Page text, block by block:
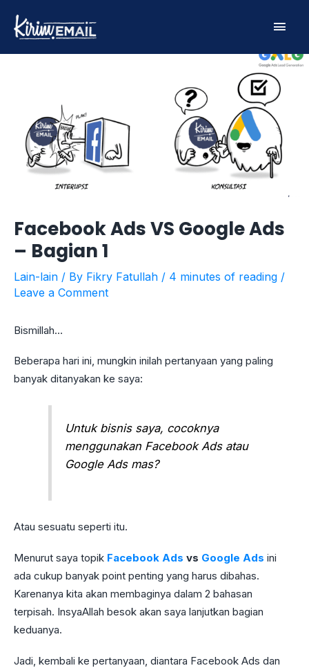
content
Main
Facebook Ads VS Google Ads
– Bagian 1
Lain-lain / By Fikry Fatullah / 4 minutes of reading /
Leave a Comment
Bismillah…
Beberapa hari ini, mungkin inilah pertanyaan yang paling
banyak ditanyakan ke saya:
Untuk bisnis saya, cocoknya
menggunakan Facebook Ads atau
Google Ads mas?
Atau sesuatu seperti itu.
Menurut saya topik Facebook Ads vs Google Ads ini
ada cukup banyak point penting yang harus dibahas.
Karenanya kita akan membaginya dalam 2 bahasan
terpisah. InsyaAllah besok akan saya lanjutkan bagian
keduanya.
Jadi, kembali ke pertanyaan, diantara Facebook Ads dan